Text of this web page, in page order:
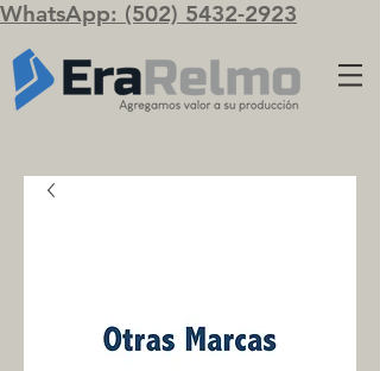
WhatsApp: (502) 5432-2923